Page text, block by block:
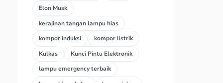
Elon Musk
kerajinan tangan lampu hias
kompor induksi
kompor listrik
Kulkas
Kunci Pintu Elektronik
lampu emergency terbaik